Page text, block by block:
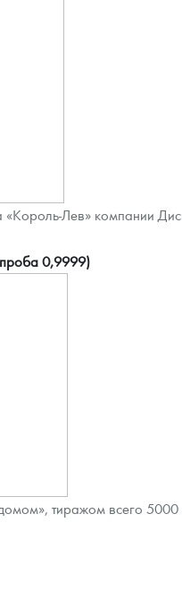
Лев» компании
0,9999)
тиражом всего 5000